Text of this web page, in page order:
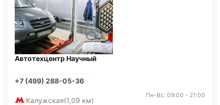
Автотехцентр Научный
+7 (499) 288-05-36
Калужская(1,09 км)
Пн-Вс: 09:00 - 21:00